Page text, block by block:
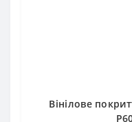
Вінілове